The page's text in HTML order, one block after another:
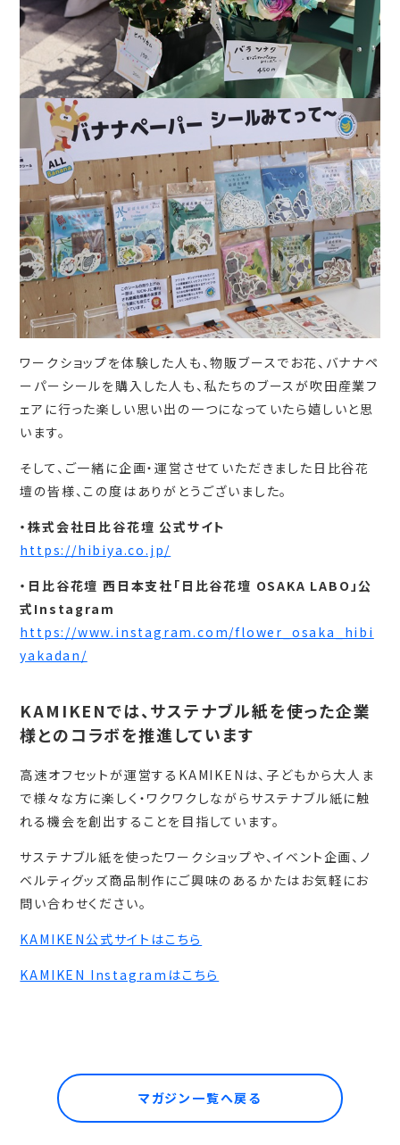
ワークショップを体験した人も、物販ブースでお花、バナナペ
ーパーシールを購入した人も、私たちのブースが吹田産業フ
ェアに行った楽しい思い出の一つになっていたら嬉しいと思
います。
そして、ご一緒に企画・運営させていただきました日比谷花
壇の皆様、この度はありがとうございました。
・株式会社日比谷花壇 公式サイト
https://hibiya.co.jp/
・日比谷花壇 西日本支社「日比谷花壇 OSAKA LABO」公
式Instagram
https://www.instagram.com/flower_osaka_hibi
yakadan/
KAMIKENでは、サステナブル紙を使った企業
様とのコラボを推進しています
高速オフセットが運営するKAMIKENは、子どもから大人ま
で様々な方に楽しく・ワクワクしながらサステナブル紙に触
れる機会を創出することを目指しています。
サステナブル紙を使ったワークショップや、イベント企画、ノ
ベルティグッズ商品制作にご興味のあるかたはお気軽にお
問い合わせください。
KAMIKEN公式サイトはこちら
KAMIKEN Instagramはこちら
マガジン一覧へ戻る